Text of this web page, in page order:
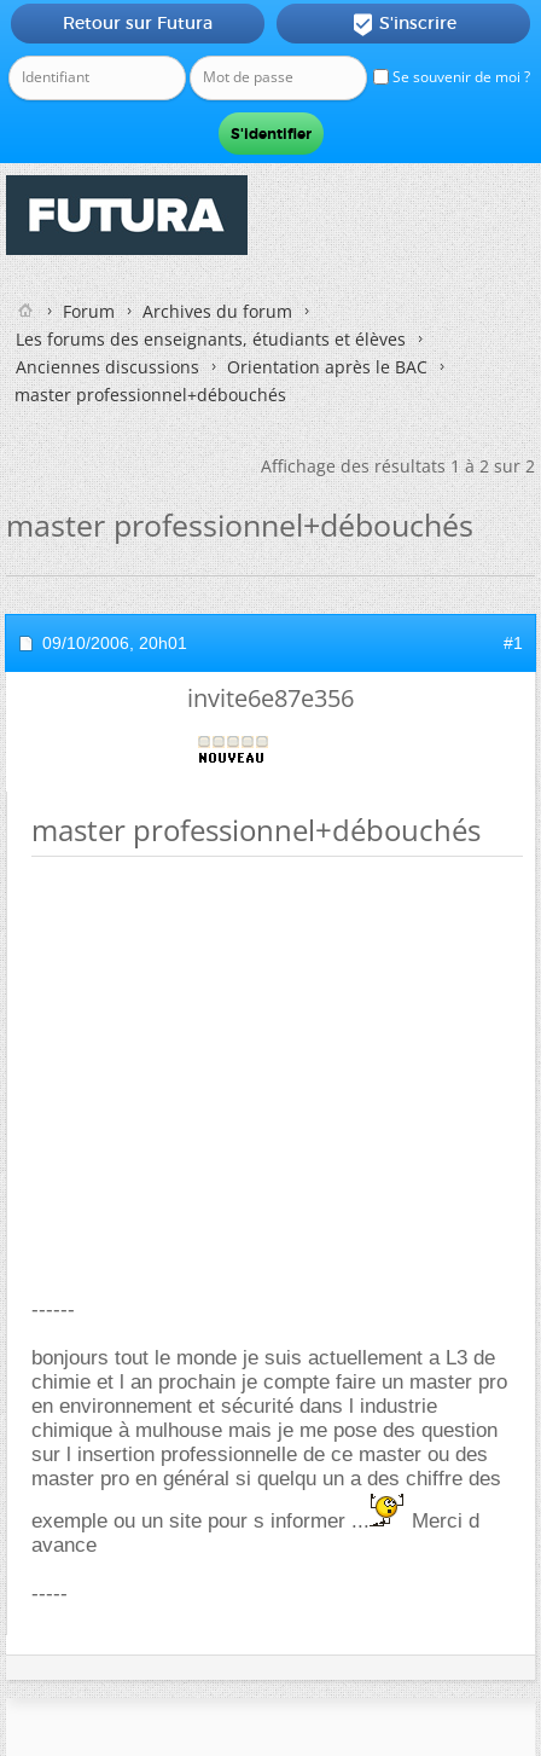
Se souvenir de moi ?
Retour sur Futura  S'inscrire
Forum
Archives du forum
Les forums des enseignants, étudiants et élèves
Anciennes discussions
Orientation après le BAC
master professionnel+débouchés
Affichage des résultats 1 à 2 sur 2
master professionnel+débouchés
09/10/2006, 20h01 #1
invite6e87e356
master professionnel+débouchés
------
bonjours tout le monde je suis actuellement a L3 de
chimie et l an prochain je compte faire un master pro
en environnement et sécurité dans l industrie
chimique à mulhouse mais je me pose des question
sur l insertion professionnelle de ce master ou des
master pro en général si quelqu un a des chiffre des
exemple ou un site pour s informer ...
Merci d
avance
-----